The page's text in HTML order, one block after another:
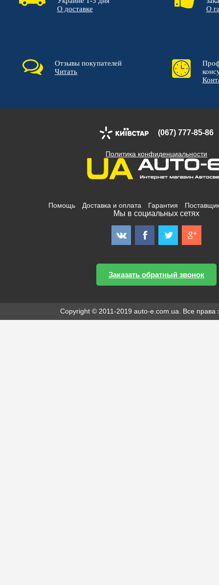
О доставке
О
Отзывы покупателей
Читать
(067) 777-85-86
Политика конфиденциальности
Помощь Доставка и оплата Гарантия
Мы в социальных сетях
Заказать обратный звонок
Copyright © 2011-2019 auto-e.com.ua. Все